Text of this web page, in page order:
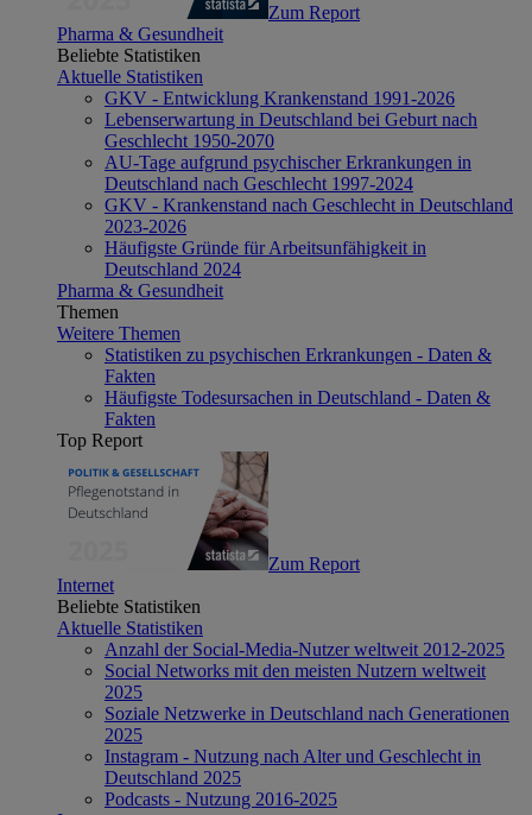
Zum Report
Pharma & Gesundheit
Beliebte Statistiken
Aktuelle Statistiken
GKV - Entwicklung Krankenstand 1991-2026
Lebenserwartung in Deutschland bei Geburt nach
Geschlecht 1950-2070
AU-Tage aufgrund psychischer Erkrankungen in
Deutschland nach Geschlecht 1997-2024
GKV - Krankenstand nach Geschlecht in Deutschland
2023-2026
Häufigste Gründe für Arbeitsunfähigkeit in
Deutschland 2024
Pharma & Gesundheit
Themen
Weitere Themen
Statistiken zu psychischen Erkrankungen - Daten &
Fakten
Häufigste Todesursachen in Deutschland - Daten &
Fakten
Top Report
Zum Report
Internet
Beliebte Statistiken
Aktuelle Statistiken
Anzahl der Social-Media-Nutzer weltweit 2012-2025
Social Networks mit den meisten Nutzern weltweit
2025
Soziale Netzwerke in Deutschland nach Generationen
2025
Instagram - Nutzung nach Alter und Geschlecht in
Deutschland 2025
Podcasts - Nutzung 2016-2025